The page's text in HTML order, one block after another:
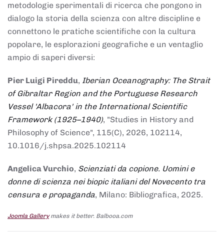
metodologie sperimentali di ricerca che pongono in
dialogo la storia della scienza con altre discipline e
connettono le pratiche scientifiche con la cultura
popolare, le esplorazioni geografiche e un ventaglio
ampio di saperi diversi:
Pier Luigi Pireddu, Iberian Oceanography: The Strait
of Gibraltar Region and the Portuguese Research
Vessel 'Albacora' in the International Scientific
Framework (1925–1940), "Studies in History and
Philosophy of Science", 115(C), 2026, 102114,
10.1016/j.shpsa.2025.102114
Angelica Vurchio, Scienziati da copione. Uomini e
donne di scienza nei biopic italiani del Novecento tra
censura e propaganda, Milano: Bibliografica, 2025.
Joomla Gallerymakes it better. Balbooa.com